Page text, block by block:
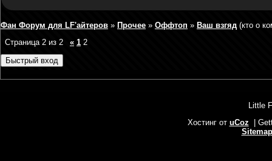
Фан Форум для LF'айтеров » Прочее » Оффтоп » Ваш взгяд (кто о
Страница 2 из 2 « 1 2
Little
Хостинг от uCoz
|